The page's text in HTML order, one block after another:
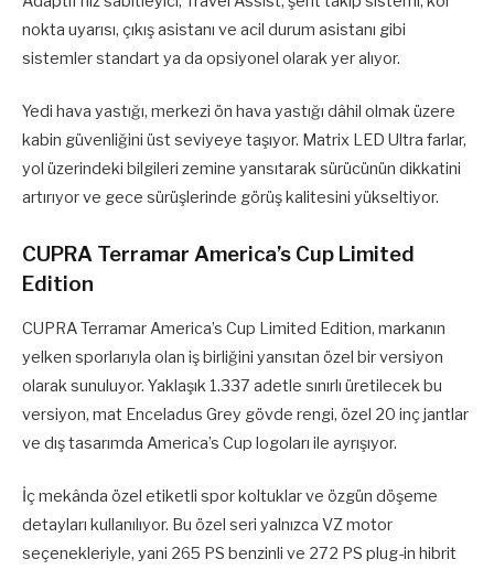
nokta uyarısı, çıkış asistanı ve acil durum asistanı gibi
sistemler standart ya da opsiyonel olarak yer alıyor.
Yedi hava yastığı, merkezi ön hava yastığı dâhil olmak üzere
kabin güvenliğini üst seviyeye taşıyor. Matrix LED Ultra farlar,
yol üzerindeki bilgileri zemine yansıtarak sürücünün dikkatini
artırıyor ve gece sürüşlerinde görüş kalitesini yükseltiyor.
CUPRA Terramar America’s Cup Limited
Edition
CUPRA Terramar America’s Cup Limited Edition, markanın
yelken sporlarıyla olan iş birliğini yansıtan özel bir versiyon
olarak sunuluyor. Yaklaşık 1.337 adetle sınırlı üretilecek bu
versiyon, mat Enceladus Grey gövde rengi, özel 20 inç jantlar
ve dış tasarımda America’s Cup logoları ile ayrışıyor.
İç mekânda özel etiketli spor koltuklar ve özgün döşeme
detayları kullanılıyor. Bu özel seri yalnızca VZ motor
seçenekleriyle, yani 265 PS benzinli ve 272 PS plug-in hibrit